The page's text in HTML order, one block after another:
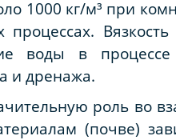
1000 кг/м³ при
процессах.
воды в
и дренажа.
роль во
(почве)